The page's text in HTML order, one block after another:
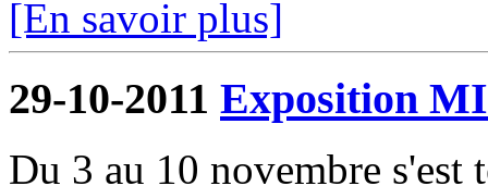
[En savoir plus]
29-10-2011 Exposition
Du 3 au 10 novembre